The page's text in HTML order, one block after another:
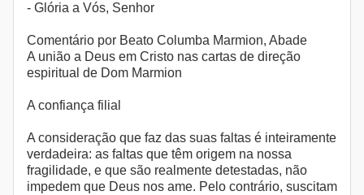
- Glória a Vós, Senhor
Comentário por Beato Columba Marmion, Abade
A união a Deus em Cristo nas cartas de direção
espiritual de Dom Marmion
A confiança filial
A consideração que faz das suas faltas é inteiramente
verdadeira: as faltas que têm origem na nossa
fragilidade, e que são realmente detestadas, não
impedem que Deus nos ame. Pelo contrário, suscitam